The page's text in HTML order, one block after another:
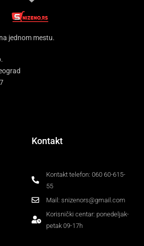
jednom mestu.
Kontakt
Kontakt telefon: 060 60-615-
55
Mail: snizenors@gmail.com
Korisnički centar: ponedeljak-
petak 09-17h